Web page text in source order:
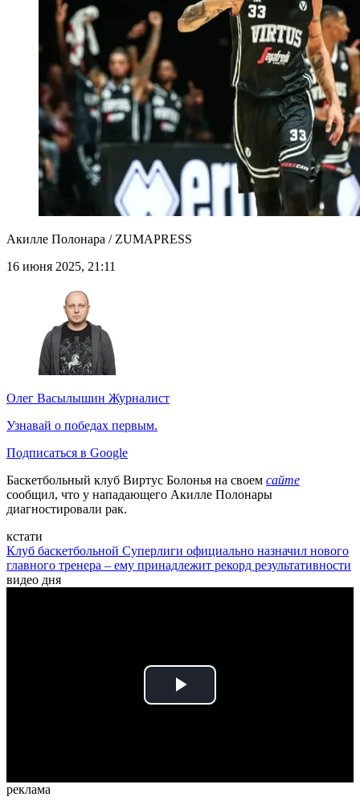
Акилле Полонара / ZUMAPRESS
16 июня 2025, 21:11
Олег Васылышин Журналист
Узнавай о победах первым.
Подписаться в Google
Баскетбольный клуб Виртус Болонья на своем сайте
сообщил, что у нападающего Акилле Полонары
диагностировали рак.
кстати
Клуб баскетбольной Суперлиги официально назначил нового
главного тренера – ему принадлежит рекорд результативности
видео дня
Play
реклама